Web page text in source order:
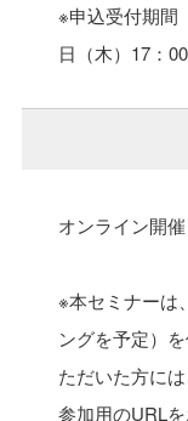
※申込受付期間
日（木）17：
オンライン開催
※本セミナーは
ングを予定）
ただいた方に
参加用のURLを